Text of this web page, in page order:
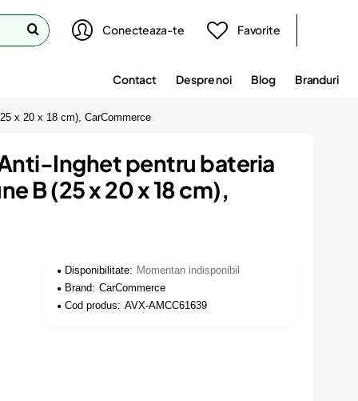
Conecteaza-te Favorite
Contact Despre noi Blog Branduri
x 20 x 18 cm), CarCommerce
Inghet pentru bateria
B (25 x 20 x 18 cm),
Disponibilitate: Momentan indisponibil
Brand: CarCommerce
Cod produs: AVX-AMCC61639